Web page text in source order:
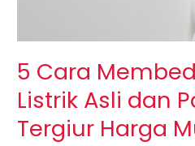
5 Cara
Listrik Asli dan
Tergiur Harga
Asli
dan
Palsu:
Jangan
Tergiur